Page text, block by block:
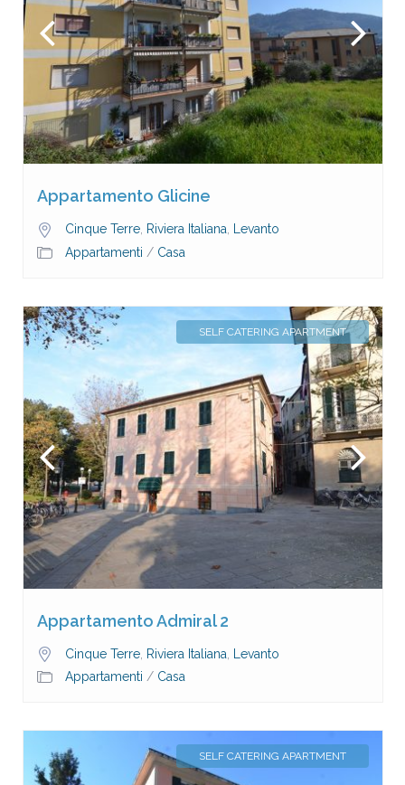
Appartamento Glicine
Cinque Terre, Riviera Italiana, Levanto
Appartamenti / Casa
SELF CATERING APARTMENT
Appartamento Admiral 2
Cinque Terre, Riviera Italiana
Levanto
Appartamenti / Casa
SELF CATERING APARTMENT